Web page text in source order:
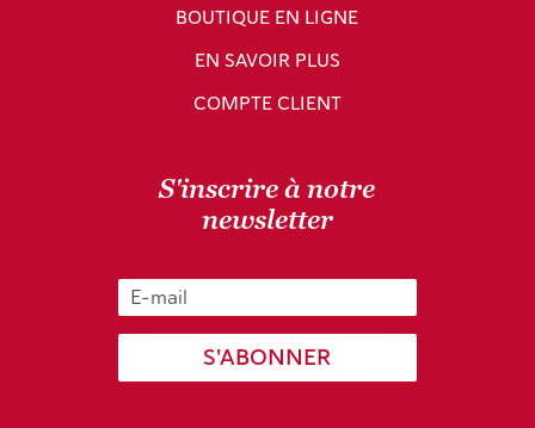
BOUTIQUE EN LIGNE
EN SAVOIR PLUS
COMPTE CLIENT
S'inscrire à notre
newsletter
S'ABONNER